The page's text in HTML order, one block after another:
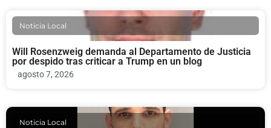
Noticia Local
Will Rosenzweig demanda al Departamento de Justicia
por despido tras criticar a Trump en un blog
agosto 7, 2026
Noticia Local